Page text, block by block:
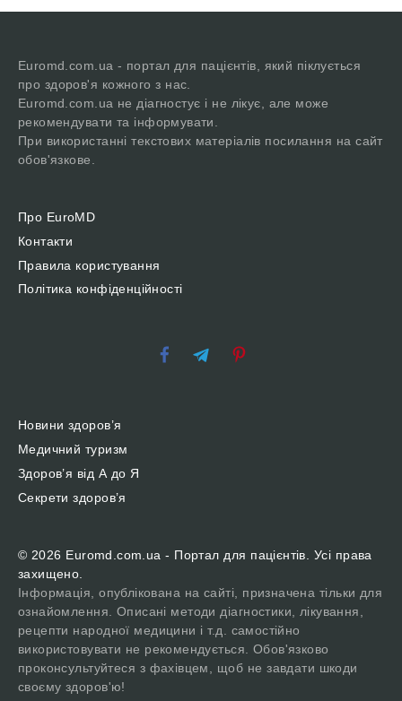
Euromd.com.ua - портал для пацієнтів, який піклується
про здоров'я кожного з нас.
Euromd.com.ua не діагностує і не лікує, але може
рекомендувати та інформувати.
При використанні текстових матеріалів посилання на сайт
обов'язкове.
Про EuroMD
Контакти
Правила користування
Політика конфіденційності
Новини здоров’я
Медичний туризм
Здоров’я від А до Я
Секрети здоров’я
© 2026 Euromd.com.ua - Портал для пацієнтів. Усі права
захищено.
Інформація, опублікована на сайті, призначена тільки для
ознайомлення. Описані методи діагностики, лікування,
рецепти народної медицини і т.д. самостійно
використовувати не рекомендується. Обов'язково
проконсультуйтеся з фахівцем, щоб не завдати шкоди
своєму здоров'ю!